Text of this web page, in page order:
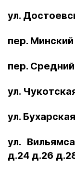
ул.
пер.
пер.
ул.
ул.
ул.
д.24 д.26